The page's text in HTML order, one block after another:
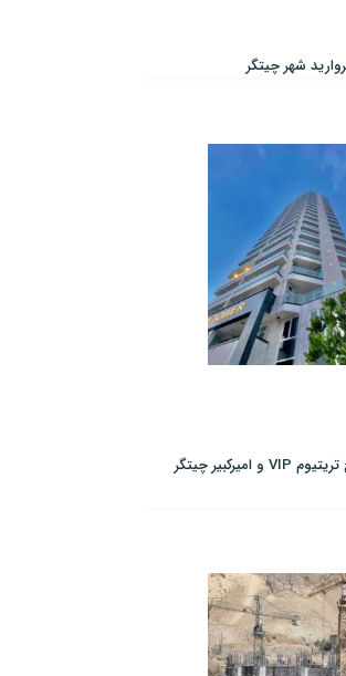
شهر چیتگر
پروژه تریتیوم 1،2،3،4،برج تریتیوم VIP و امیرکبیر چیتگر